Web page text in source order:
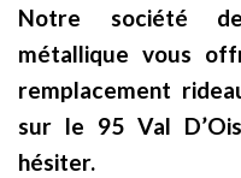
Notre société
métallique vous
remplacement
sur le 95 Val
hésiter.